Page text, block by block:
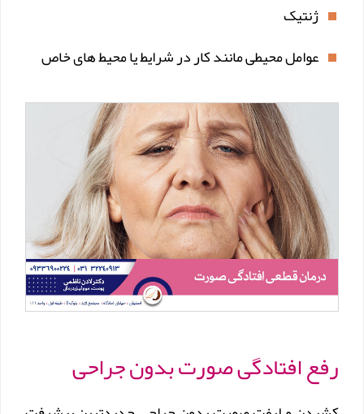
ژنتیک
عوامل محیطی مانند کار در شرایط یا محیط های خاص
رفع افتادگی صورت بدون جراحی